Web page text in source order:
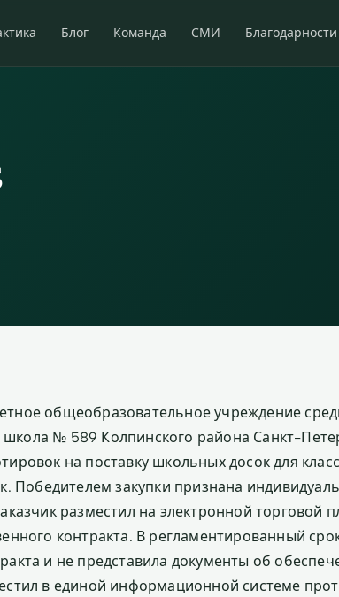
Блог Команда СМИ Благодарности
общеобразовательное учреждение
№ 589 Колпинского района Санкт-
на поставку школьных досок для
Победителем закупки признана
разместил на электронной торговой
контракта. В регламентированный
и не представила документы об
в единой информационной системе